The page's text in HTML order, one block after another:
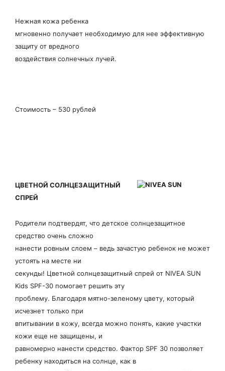
Нежная кожа ребенка
мгновенно получает необходимую для нее эффективную
защиту от вредного
воздействия солнечных лучей.
Стоимость – 530 рублей
ЦВЕТНОЙ СОЛНЦЕЗАЩИТНЫЙ
СПРЕЙ
Родители подтвердят, что детское солнцезащитное
средство очень сложно
нанести ровным слоем – ведь зачастую ребенок не может
устоять на месте ни
секунды! Цветной солнцезащитный спрей от NIVEA SUN
Kids SPF-30 помогает решить эту
проблему. Благодаря мятно-зеленому цвету, который
исчезнет только при
впитывании в кожу, всегда можно понять, какие участки
кожи еще не защищены, и
равномерно нанести средство. Фактор SPF 30 позволяет
ребенку находиться на солнце, как в